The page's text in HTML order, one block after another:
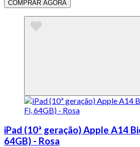
COMPRAR AGORA
iPad (10ª geração) Apple A14
64GB) - Rosa